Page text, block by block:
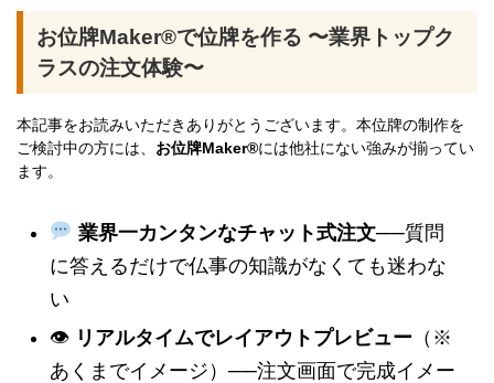
お位牌Maker®で位牌を作る 〜業界トップク
ラスの注文体験〜
本記事をお読みいただきありがとうございます。本位牌の制作を
ご検討中の方には、 お位牌Maker®には他社にない強みが揃ってい
ます。
業界一カンタンなチャット式注文──質問
に答えるだけで仏事の知識がなくても迷わな
い
👁 リアルタイムでレイアウトプレビュー （※
あくまでイメージ）──注文画面で完成イメー